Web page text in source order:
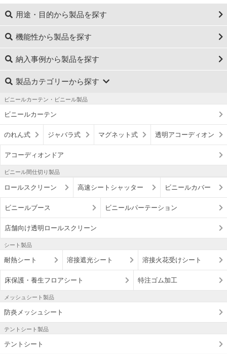
用途・目的から製品を探す
機能性から製品を探す
納入事例から製品を探す
製品カテゴリーから探す
ビニールカーテン・ビニール製品
ビニールカーテン
のれん式 ジャバラ式 マグネット式 透明アコーディオン
アコーディオンドア
ビニール間仕切り製品
ロールスクリーン 高速シートシャッター ビニールカバー
ビニールブース ビニールパーテーション
店舗向け透明ロールスクリーン
シート製品
耐熱シート 溶接遮光シート 溶接火花受けシート
床保護・養生フロアシート 特注ゴム加工
メッシュシート製品
防炎メッシュシート
テントシート製品
テントシート